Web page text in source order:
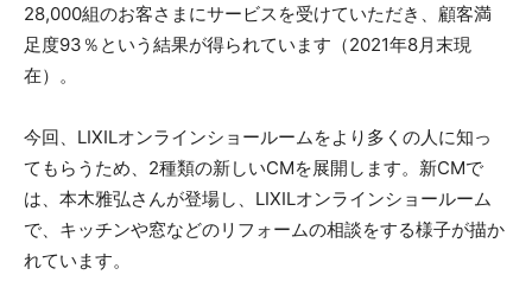
28,000組のお客さまにサービスを受けていただき、顧客満
足度93％という結果が得られています（2021年8月末現
在）。
今回、LIXILオンラインショールームをより多くの人に知っ
てもらうため、2種類の新しいCMを展開します。新CMで
は、本木雅弘さんが登場し、LIXILオンラインショールーム
で、キッチンや窓などのリフォームの相談をする様子が描か
れています。